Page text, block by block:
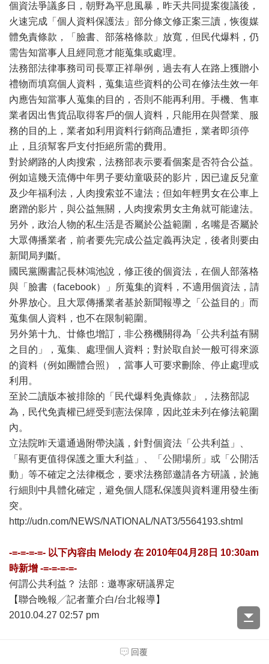
個資法爭議多日，朝野為平息風暴，昨天共同提案復議後，
火速完成「個人資料保護法」部分條文修正案三讀，恢復媒
體免責條款，「臉書、部落格條款」放寬，但民代爆料，仍
需告知當事人且經同意才能蒐集或處理。
法務部法律事務司司長覃正祥舉例，過去有人在路上獲贈小
禮物而填寫個人資料，蒐集這些資料的公司在修法生效一年
內應告知當事人蒐集的目的，否則不能再利用。手機、售車
業者因出售貨品取得客戶的個人資料，只能用在與營業、服
務的目的上，業者如利用資料行銷商品遭拒，業者即須停
止，且須幫客戶支付拒絕所需的費用。
對於網路的人肉搜索，法務部表示要看個案是否符合公益。
例如這幾天流傳中年男子要幼童吸菸的影片，因已違反兒童
及少年福利法，人肉搜索並不違法；但如年輕男女在公車上
磨蹭的影片，與公益無關，人肉搜索男女主角就可能違法。
另外，政治人物的私生活是否屬於公益範圍，名嘴是否屬於
大眾傳播業者，前者要先完成公益定義再決定，後者則要由
新聞局判斷。
國民黨團書記長林鴻池說，修正後的個資法，在個人部落格
與「臉書（facebook）」所蒐集的資料，不適用個資法，請
外界放心。且大眾傳播業者基於新聞報導之「公益目的」而
蒐集個人資料，也不在限制範圍。
另外第十九、廿條也增訂，非公務機關得為「公共利益有關
之目的」，蒐集、處理個人資料；對於取自於一般可得來源
的資料（例如團體合照），當事人可要求刪除、停止處理或
利用。
至於二讀版本被排除的「民代爆料免責條款」，法務部認
為，民代免責權已經受到憲法保障，因此並未列在修法範圍
內。
立法院昨天還通過附帶決議，針對個資法「公共利益」、
「顯有更值得保護之重大利益」、「公開場所」或「公開活
動」等不確定之法律概念，要求法務部邀請各方研議，於施
行細則中具體化確定，避免個人隱私保護與資料運用發生衝
突。
http://udn.com/NEWS/NATIONAL/NAT3/5564193.shtml
-=-=-=-=- 以下內容由 Melody 在 2010年04月28日 10:30am
時新增 -=-=-=-=-
何謂公共利益？ 法部：邀專家研議界定
【聯合晚報╱記者董介白/台北報導】
2010.04.27 02:57 pm
個資法修正版三讀通過，原本被刪除的「媒體免責」部分，
回覆